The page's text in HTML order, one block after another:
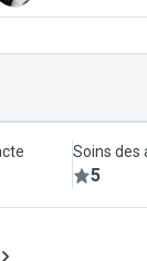
Soins des
5